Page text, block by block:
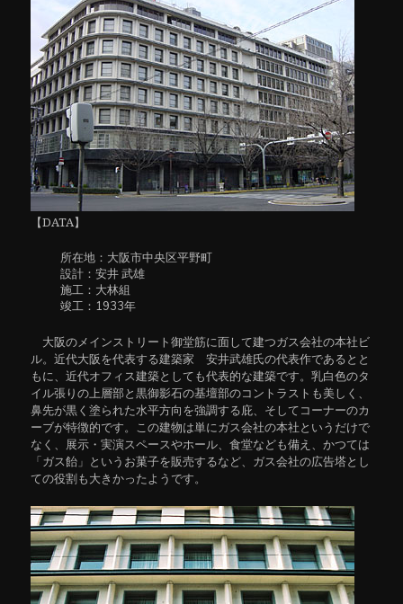
【DATA】
所在地：大阪市中央区平野町
設計：安井 武雄
施工：大林組
竣工：1933年
大阪のメインストリート御堂筋に面して建つガス会社の本社ビ
ル。近代大阪を代表する建築家 安井武雄氏の代表作であるとと
もに、近代オフィス建築としても代表的な建築です。乳白色のタ
イル張りの上層部と黒御影石の基壇部のコントラストも美しく、
鼻先が黒く塗られた水平方向を強調する庇、そしてコーナーのカ
ーブが特徴的です。この建物は単にガス会社の本社というだけで
なく、展示・実演スペースやホール、食堂なども備え、かつては
「ガス飴」というお菓子を販売するなど、ガス会社の広告塔とし
ての役割も大きかったようです。